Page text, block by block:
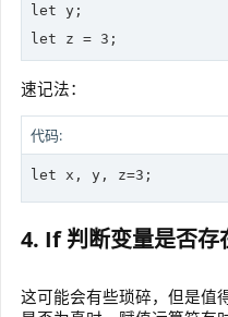
let
let z = 3;
速记法：
代码:
let x, y, z=3;
4. If 判断变量是否存
这可能会有些琐碎，但是值